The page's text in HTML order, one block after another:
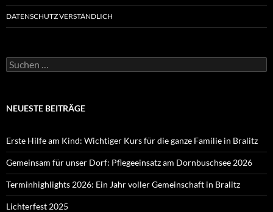
DATENSCHUTZ VERSTÄNDLICH
Suchen
nach:
NEUESTE BEITRÄGE
Erste Hilfe am Kind: Wichtiger Kurs für die ganze Familie in Bralitz
Gemeinsam für unser Dorf: Pflegeeinsatz am Dornbuschsee 2026
Terminhighlights 2026: Ein Jahr voller Gemeinschaft in Bralitz
Lichterfest 2025